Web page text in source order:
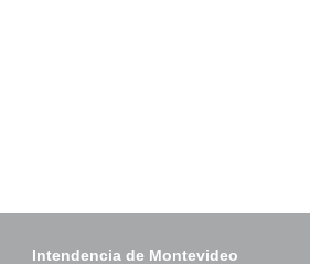
Intendencia de Montevideo